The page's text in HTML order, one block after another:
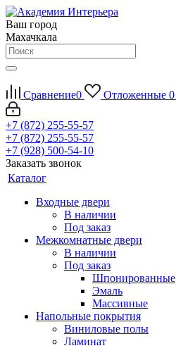
Ваш город
Махачкала
Сравнение0 Отложенные 0
+7 (872) 255-55-57
+7 (872) 255-55-57
+7 (928) 500-54-10
Заказать звонок
Каталог
Входные двери
В наличии
Под заказ
Межкомнатные двери
В наличии
Под заказ
Шпонированные
Эмаль
Массивные
Напольные покрытия
Виниловые полы
Ламинат